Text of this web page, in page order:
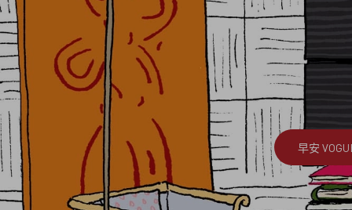
早安